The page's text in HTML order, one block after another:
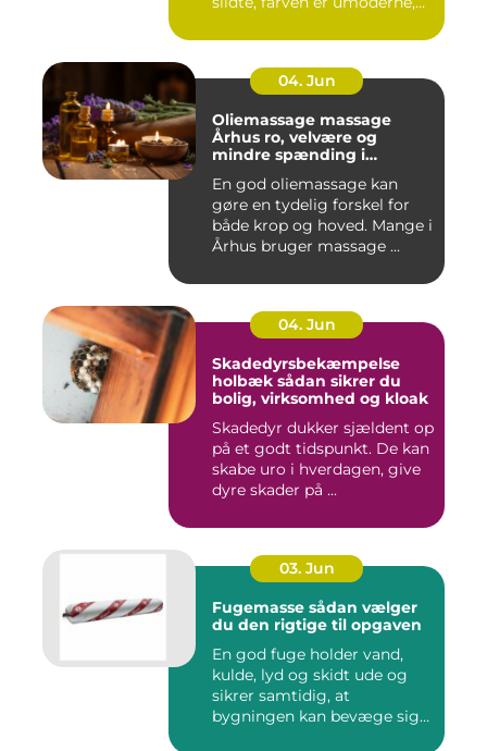
04. Jun
Oliemassage massage
Århus ro, velvære og
mindre spænding i
En god oliemassage kan
gøre en tydelig forskel for
både krop og hoved. Mange i
Århus bruger massage ...
04. Jun
Skadedyrsbekæmpelse
holbæk sådan sikrer du
bolig, virksomhed og kloak
Skadedyr dukker sjældent op
på et godt tidspunkt. De kan
skabe uro i hverdagen, give
dyre skader på ...
03. Jun
Fugemasse sådan vælger
du den rigtige til opgaven
En god fuge holder vand,
kulde, lyd og skidt ude og
sikrer samtidig, at
bygningen kan bevæge sig